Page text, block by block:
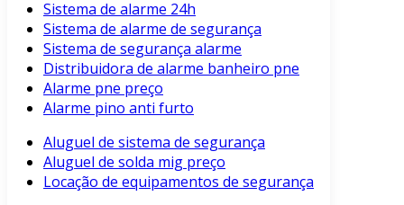
Sistema de alarme 24h
Sistema de alarme de segurança
Sistema de segurança alarme
Distribuidora de alarme banheiro pne
Alarme pne preço
Alarme pino anti furto
Aluguel de sistema de segurança
Aluguel de solda mig preço
Locação de equipamentos de segurança